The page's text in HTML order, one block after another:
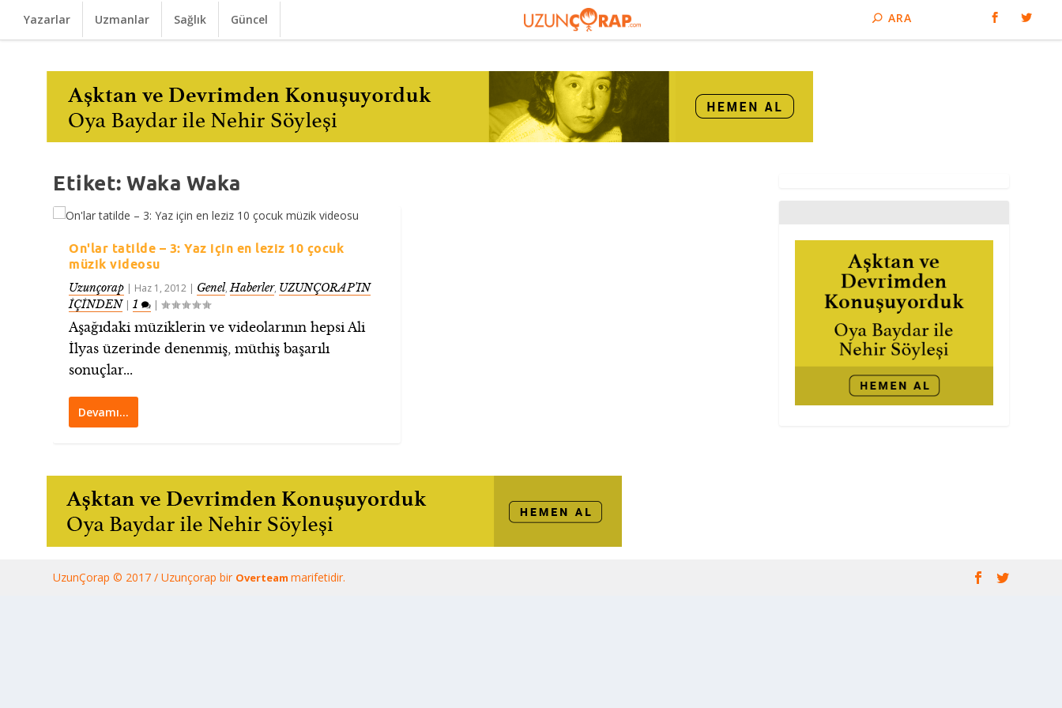
Yazarlar Uzmanlar Sağlık Güncel
Etiket:Waka Waka
On'lar tatilde – 3: Yaz için en leziz 10 çocuk
müzik videosu
Uzunçorap | Haz 1, 2012 | Genel,Haberler, UZUNÇORAP’IN
İÇİNDEN|1 |
Aşağıdaki müziklerin ve videolarının hepsi Ali
İlyas üzerinde denenmiş, müthiş başarılı
sonuçlar...
Devamı…
UzunÇorap © 2017 / Uzunçorap bir Overteammarifetidir.